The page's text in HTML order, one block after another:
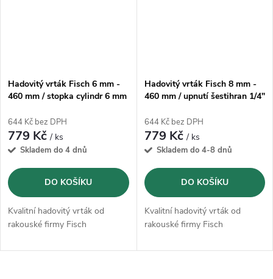
Hadovitý vrták Fisch 6 mm -
460 mm / stopka cylindr 6 mm
644 Kč bez DPH
779 Kč/ ks
Skladem do 4 dnů
DO KOŠÍKU
Kvalitní hadovitý vrták od
rakouské firmy Fisch
Hadovitý vrták Fisch 8 mm -
460 mm / upnutí šestihran 1/4"
644 Kč bez DPH
779 Kč/ ks
Skladem do 4-8 dnů
DO KOŠÍKU
Kvalitní hadovitý vrták od
rakouské firmy Fisch